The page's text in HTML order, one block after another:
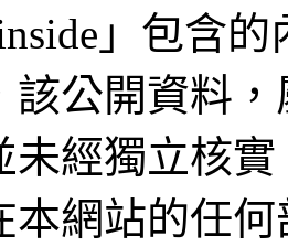
」包含
該公開資料
未經獨立核
本網站的任